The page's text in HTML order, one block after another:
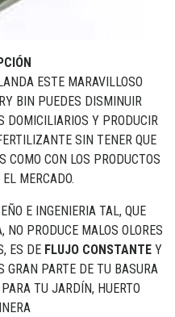
ESTE MARAVILLOSO
BIN PUEDES DISMINUIR
DOMICILIARIOS Y PRODUCIR
SIN TENER QUE
COMO CON LOS PRODUCTOS
MERCADO.
E INGENIERIA TAL, QUE
PRODUCE MALOS OLORES
ES DE FLUJO CONSTANTE Y
GRAN PARTE DE TU BASURA
TU JARDÍN, HUERTO